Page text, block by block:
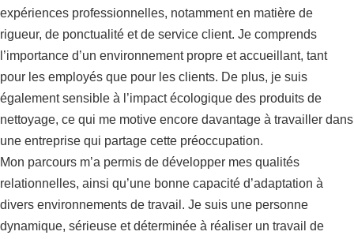
expériences professionnelles, notamment en matière de
rigueur, de ponctualité et de service client. Je comprends
l’importance d’un environnement propre et accueillant, tant
pour les employés que pour les clients. De plus, je suis
également sensible à l’impact écologique des produits de
nettoyage, ce qui me motive encore davantage à travailler dans
une entreprise qui partage cette préoccupation.
Mon parcours m’a permis de développer mes qualités
relationnelles, ainsi qu’une bonne capacité d’adaptation à
divers environnements de travail. Je suis une personne
dynamique, sérieuse et déterminée à réaliser un travail de